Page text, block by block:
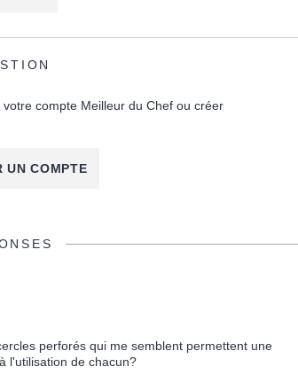
compte Meilleur du Chef ou créer
UN COMPTE
perforés qui me semblent permettent une
l'utilisation de chacun?